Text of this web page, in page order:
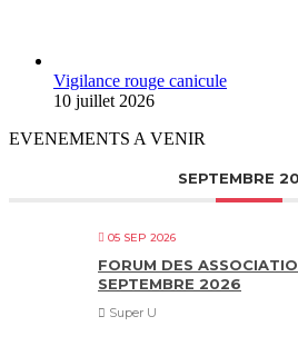
Vigilance rouge canicule
10 juillet 2026
EVENEMENTS A VENIR
SEPTEMBRE
05 SEP 2026
FORUM DES
SEPTEMBRE 2026
Super U